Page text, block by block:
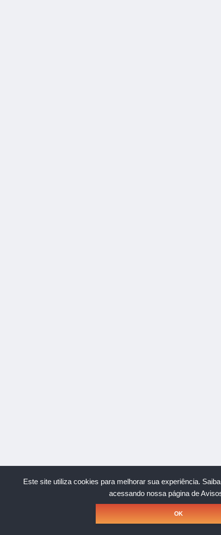
Este site utiliza cookies para melhorar sua experiência.
acessando nossa página de
OK